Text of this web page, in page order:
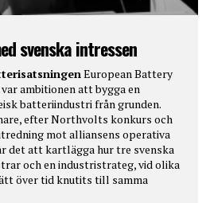
svenska intressen
European Battery
ambitionen att bygga en
batteriindustri från grunden.
efter Northvolts konkurs och
mot alliansens operativa
det att kartlägga hur tre svenska
och en industristrateg, vid olika
över tid knutits till samma